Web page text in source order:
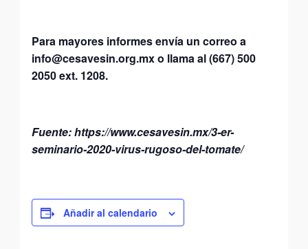
Para mayores informes envía un correo a
info@cesavesin.org.mx o llama al (667) 500
2050 ext. 1208.
Fuente: https://www.cesavesin.mx/3-er-
seminario-2020-virus-rugoso-del-tomate/
Añadir al calendario